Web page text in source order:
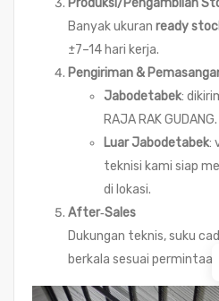
Produksi/Pengambilan
Banyak ukuran ready
±7–14 hari kerja.
Pengiriman &
Jabodetabek:
RAJA RAK GUDANG.
Luar Jabodetabek:
teknisi kami siap
di lokasi.
After‑Sales
Dukungan teknis, suku
berkala sesuai permintaan.